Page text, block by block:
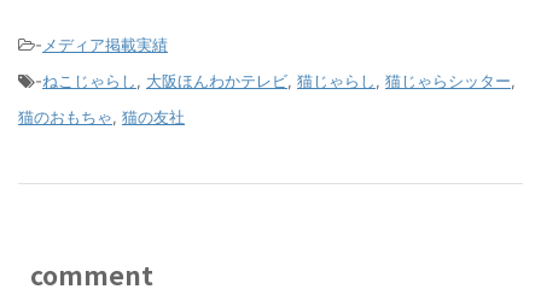
- メディア掲載実績
-ねこじゃらし, 大阪ほんわかテレビ, 猫じゃらし, 猫じゃらシッター,
猫のおもちゃ, 猫の友社
comment